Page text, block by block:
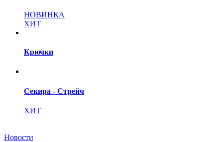
НОВИНКА
ХИТ
Крючки
Секира - Стрейч
ХИТ
Новости